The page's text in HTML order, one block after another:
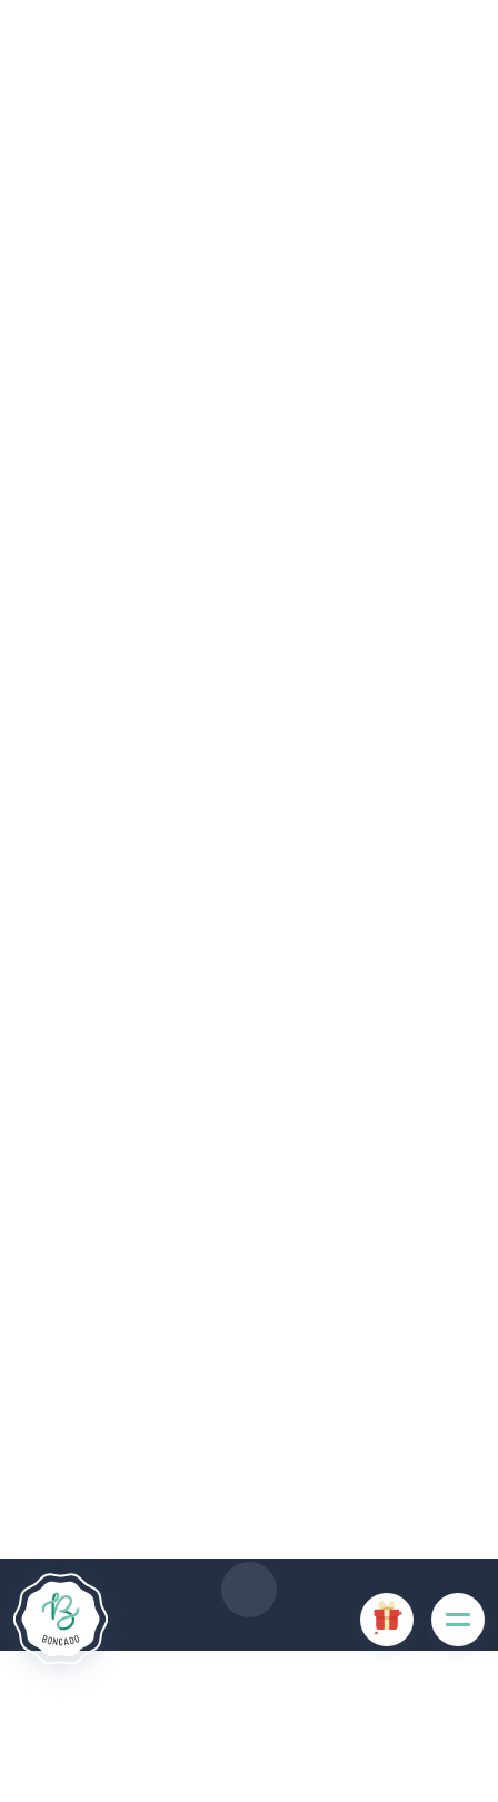
ervoor zorgen dat sommige functies van de website
uitgeschakeld zijn. Andere cookies worden gebruikt voor
analyse- of marketingdoeleinden.
Cookies aanvaarden Mijn cookies beheren